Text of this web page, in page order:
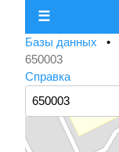
☰
Базы данных •
650003
Справка